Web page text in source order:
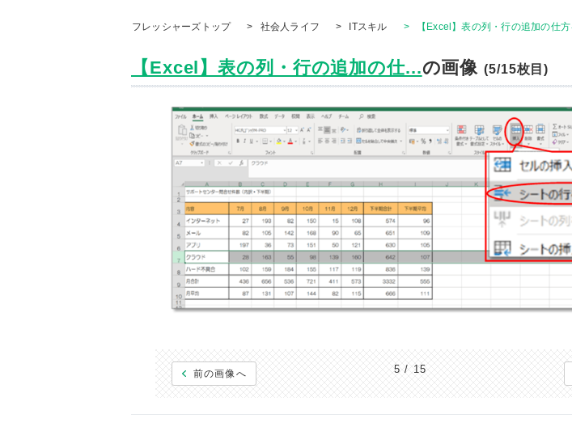
フレッシャーズトップ > 社会人ライフ > ITスキル > 【Excel】表の列・行の追加の仕
【Excel】表の列・行の追加の仕...の画像(5/15枚目)
前の画像へ 5 / 15